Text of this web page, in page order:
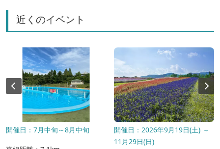
近くのイベント
開催日：7月中旬～8月中旬
開催日：2026年9月19日(土) ～
11月29日(日)